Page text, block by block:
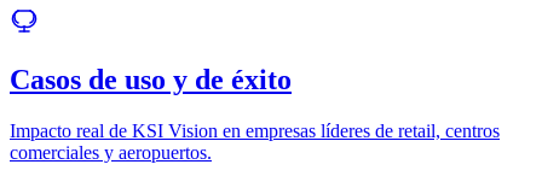
Casos de uso y de éxito
Impacto real de KSI Vision en empresas líderes de retail, centros
comerciales y aeropuertos.